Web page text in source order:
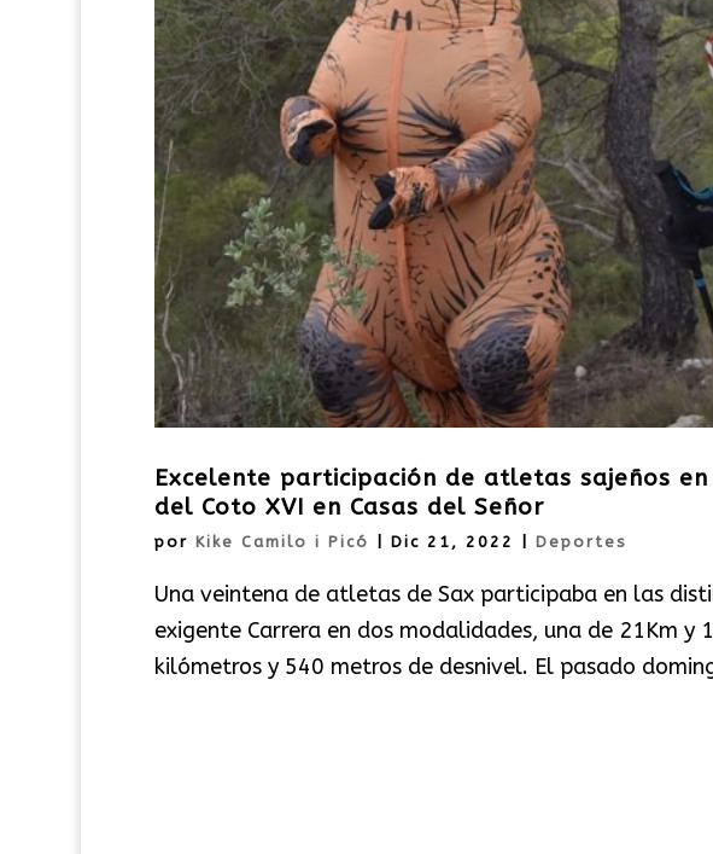
Excelente participación de atletas sajeños
del Coto XVI en Casas del Señor
por Kike Camilo i Picó Dic 21, 2022 Deportes
Una veintena de atletas de Sax participaba en las
exigente Carrera en dos modalidades, una de 21Km y
kilómetros y 540 metros de desnivel. El pasado